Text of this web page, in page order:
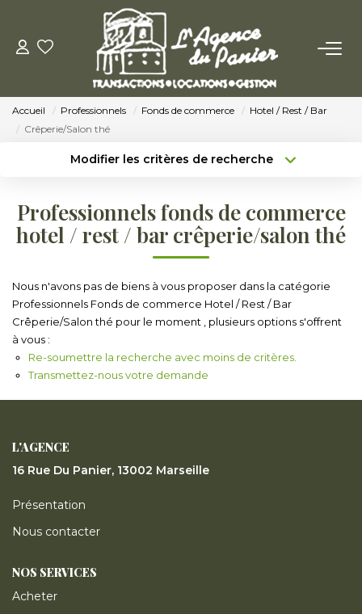
ACHETER
LOUER
Louer
VENDRE
ESTIMER
NOTRE AGENCE
Accueil Professionnels Fonds de commerce
Hotel / Rest / Bar
Crêperie/Salon thé
Modifier les critères de recherche
Sélectionnez...
Type de bien
Surface min
Créer une alerte
Professionnels fonds de commerce
hotel / rest / bar crêperie/salon thé
Nous n'avons pas de biens à vous proposer dans la catégorie
Professionnels Fonds de commerce Hotel / Rest / Bar
Crêperie/Salon thé pour le moment , plusieurs options s'offrent
à vous :
Re-soumettre la recherche avec moins de critères.
Transmettez-nous votre demande
L'AGENCE
16 Rue Du Panier, 13002 Marseille
Présentation
Nous contacter
NOS SERVICES
Acheter